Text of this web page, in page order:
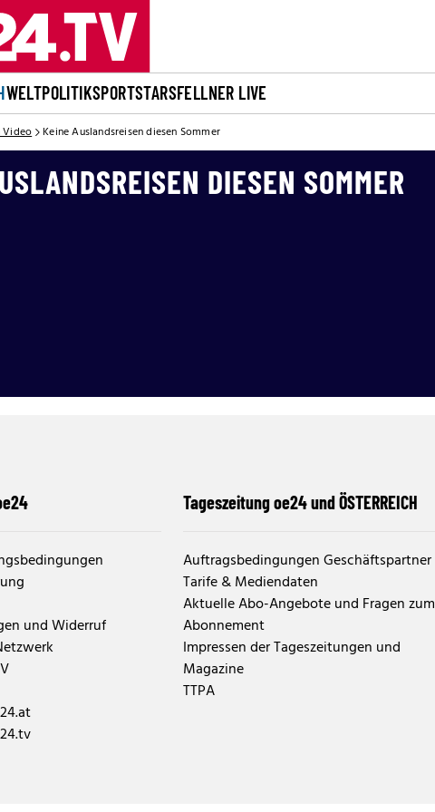
WELTPOLITIKSPORTSTARSFELLNER LIVE
Video Keine Auslandsreisen diesen Sommer
DIESEN SOMMER
und Widerruf
Tageszeitung oe24 und ÖSTERREICH
Auftragsbedingungen Geschäftspartner
Tarife & Mediendaten
Aktuelle Abo-Angebote und Fragen zum
Abonnement
Impressen der Tageszeitungen und
Magazine
TTPA